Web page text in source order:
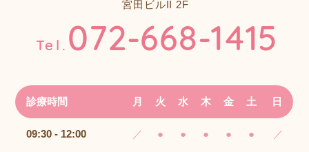
宮田ビルII 2F
Tel. 072-668-1415
診療時間 月 火 水 木 金 土 日
09:30 - 12:00 ／ ● ● ● ● ● ／